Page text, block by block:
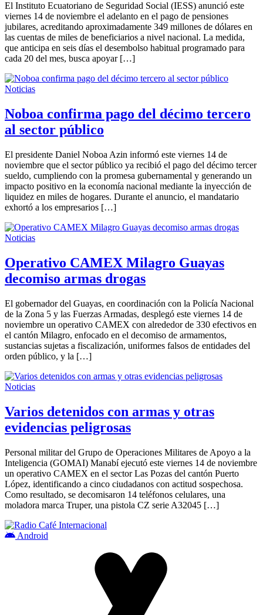
El Instituto Ecuatoriano de Seguridad Social (IESS) anunció este
viernes 14 de noviembre el adelanto en el pago de pensiones
jubilares, acreditando aproximadamente 349 millones de dólares en
las cuentas de miles de beneficiarios a nivel nacional. La medida,
que anticipa en seis días el desembolso habitual programado para
cada 20 del mes, busca apoyar […]
Noticias
Noboa confirma pago del décimo tercero
al sector público
El presidente Daniel Noboa Azin informó este viernes 14 de
noviembre que el sector público ya recibió el pago del décimo tercer
sueldo, cumpliendo con la promesa gubernamental y generando un
impacto positivo en la economía nacional mediante la inyección de
liquidez en miles de hogares. Durante el anuncio, el mandatario
exhortó a los empresarios […]
Noticias
Operativo CAMEX Milagro Guayas
decomiso armas drogas
El gobernador del Guayas, en coordinación con la Policía Nacional
de la Zona 5 y las Fuerzas Armadas, desplegó este viernes 14 de
noviembre un operativo CAMEX con alrededor de 330 efectivos en
el cantón Milagro, enfocado en el decomiso de armamentos,
sustancias sujetas a fiscalización, uniformes falsos de entidades del
orden público, y la […]
Noticias
Varios detenidos con armas y otras
evidencias peligrosas
Personal militar del Grupo de Operaciones Militares de Apoyo a la
Inteligencia (GOMAI) Manabí ejecutó este viernes 14 de noviembre
un operativo CAMEX en el sector Las Pozas del cantón Puerto
López, identificando a cinco ciudadanos con actitud sospechosa.
Como resultado, se decomisaron 14 teléfonos celulares, una
moladora marca Truper, una pistola CZ serie A32045 […]
Android